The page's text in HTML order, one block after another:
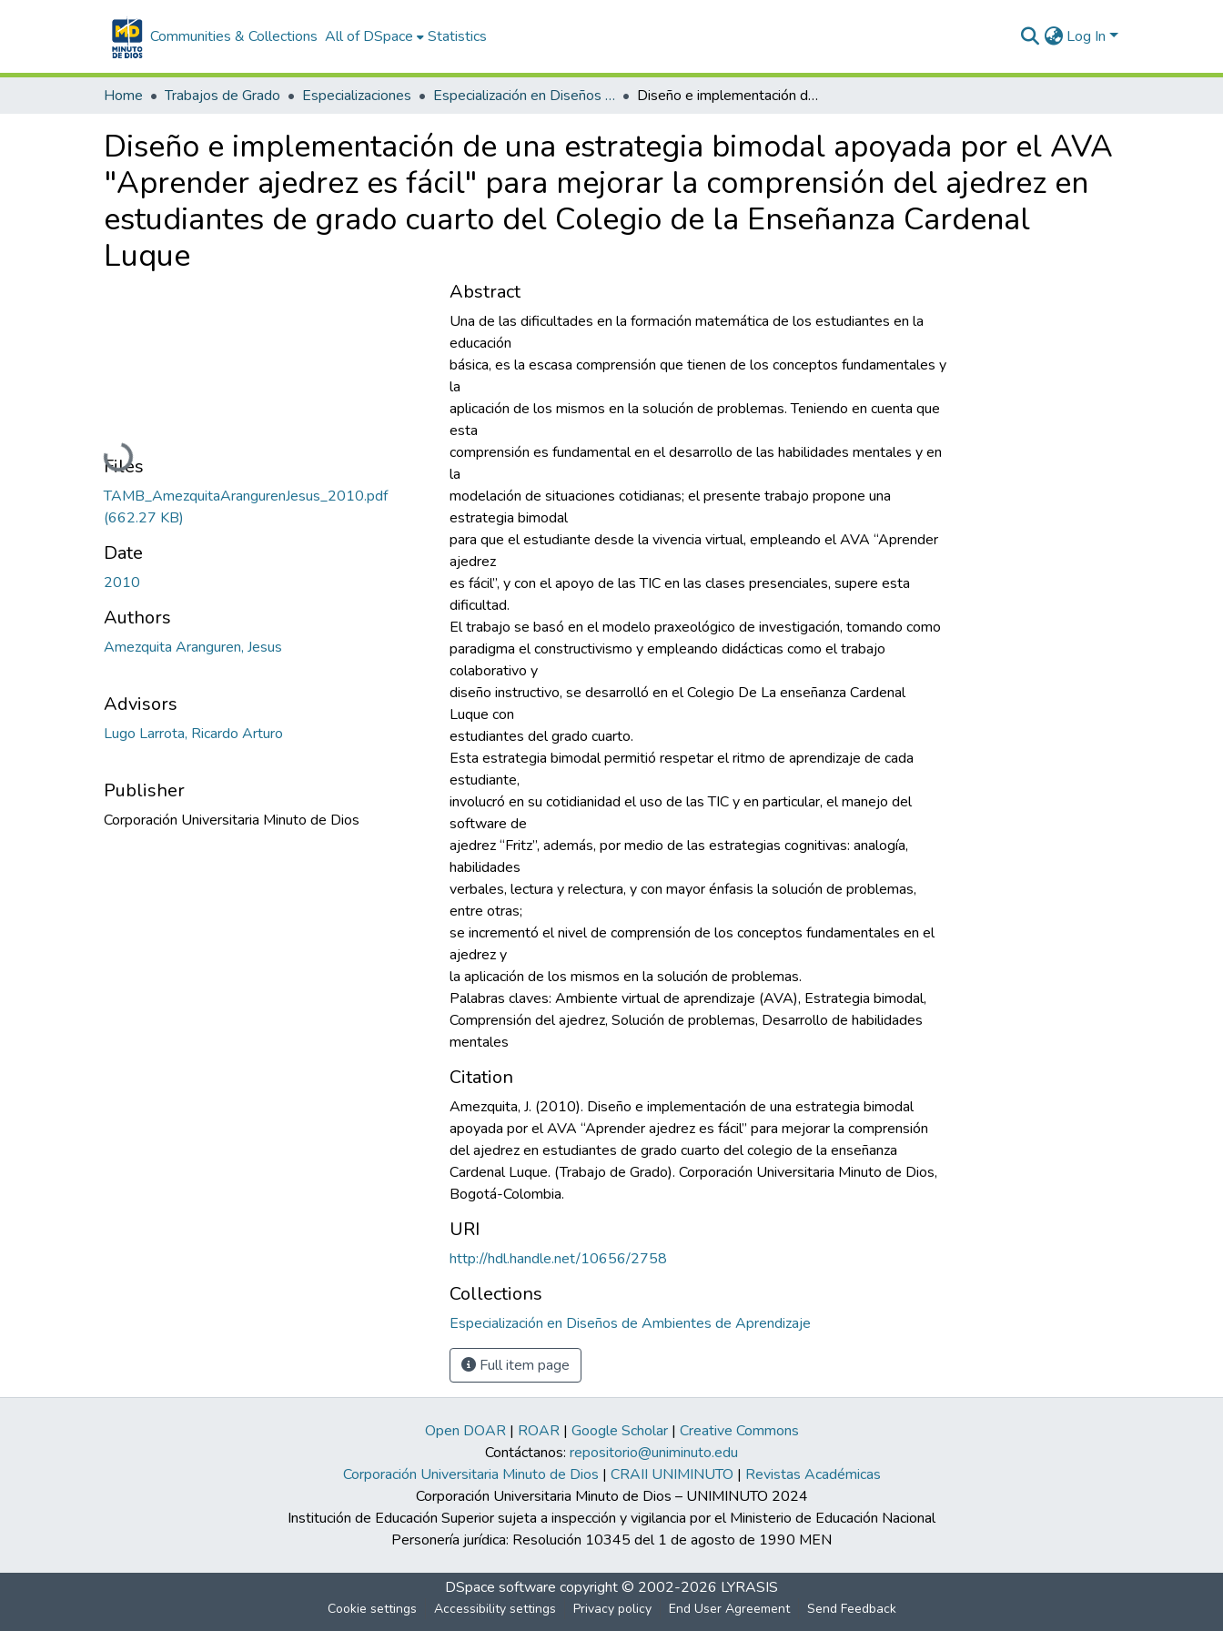
Communities & Collections All of DSpace Statistics Log In
Home Trabajos de Grado Especializaciones Especialización en Diseños de Ambientes de Aprendizaje Diseño e implementación de una estrategia bimodal apoyada por el AVA "Aprender ajedrez es fácil" para mejorar la comprensión del ajedrez en estudiantes de grado cuarto del Colegio de la Enseñanza Cardenal Luque
Diseño e implementación de una estrategia bimodal apoyada por el AVA
"Aprender ajedrez es fácil" para mejorar la comprensión del ajedrez en
estudiantes de grado cuarto del Colegio de la Enseñanza Cardenal
Luque
Loading...
Files
TAMB_AmezquitaArangurenJesus_2010.pdf
(662.27 KB)
Date
2010
Authors
Amezquita Aranguren, Jesus
Advisors
Lugo Larrota, Ricardo Arturo
Publisher
Corporación Universitaria Minuto de Dios
Abstract
Una de las dificultades en la formación matemática de los estudiantes en la
educación
básica, es la escasa comprensión que tienen de los conceptos fundamentales y
la
aplicación de los mismos en la solución de problemas. Teniendo en cuenta que
esta
comprensión es fundamental en el desarrollo de las habilidades mentales y en
la
modelación de situaciones cotidianas; el presente trabajo propone una
estrategia bimodal
para que el estudiante desde la vivencia virtual, empleando el AVA “Aprender
ajedrez
es fácil”, y con el apoyo de las TIC en las clases presenciales, supere esta
dificultad.
El trabajo se basó en el modelo praxeológico de investigación, tomando como
paradigma el constructivismo y empleando didácticas como el trabajo
colaborativo y
diseño instructivo, se desarrolló en el Colegio De La enseñanza Cardenal
Luque con
estudiantes del grado cuarto.
Esta estrategia bimodal permitió respetar el ritmo de aprendizaje de cada
estudiante,
involucró en su cotidianidad el uso de las TIC y en particular, el manejo del
software de
ajedrez “Fritz”, además, por medio de las estrategias cognitivas: analogía,
habilidades
verbales, lectura y relectura, y con mayor énfasis la solución de problemas,
entre otras;
se incrementó el nivel de comprensión de los conceptos fundamentales en el
ajedrez y
la aplicación de los mismos en la solución de problemas.
Palabras claves: Ambiente virtual de aprendizaje (AVA), Estrategia bimodal,
Comprensión del ajedrez, Solución de problemas, Desarrollo de habilidades
mentales
Citation
Amezquita, J. (2010). Diseño e implementación de una estrategia bimodal
apoyada por el AVA “Aprender ajedrez es fácil” para mejorar la comprensión
del ajedrez en estudiantes de grado cuarto del colegio de la enseñanza
Cardenal Luque. (Trabajo de Grado). Corporación Universitaria Minuto de Dios,
Bogotá-Colombia.
URI
http://hdl.handle.net/10656/2758
Collections
Especialización en Diseños de Ambientes de Aprendizaje
Full item page
Open DOAR| ROAR| Google Scholar| Creative Commons
Contáctanos: repositorio@uniminuto.edu
Corporación Universitaria Minuto de Dios | CRAII UNIMINUTO | Revistas Académicas
Corporación Universitaria Minuto de Dios – UNIMINUTO 2024
Institución de Educación Superior sujeta a inspección y vigilancia por el Ministerio de Educación Nacional
Personería jurídica: Resolución 10345 del 1 de agosto de 1990 MEN
DSpace software copyright © 2002-2026 LYRASIS
Cookie settings Accessibility settings Privacy policy End User Agreement Send Feedback